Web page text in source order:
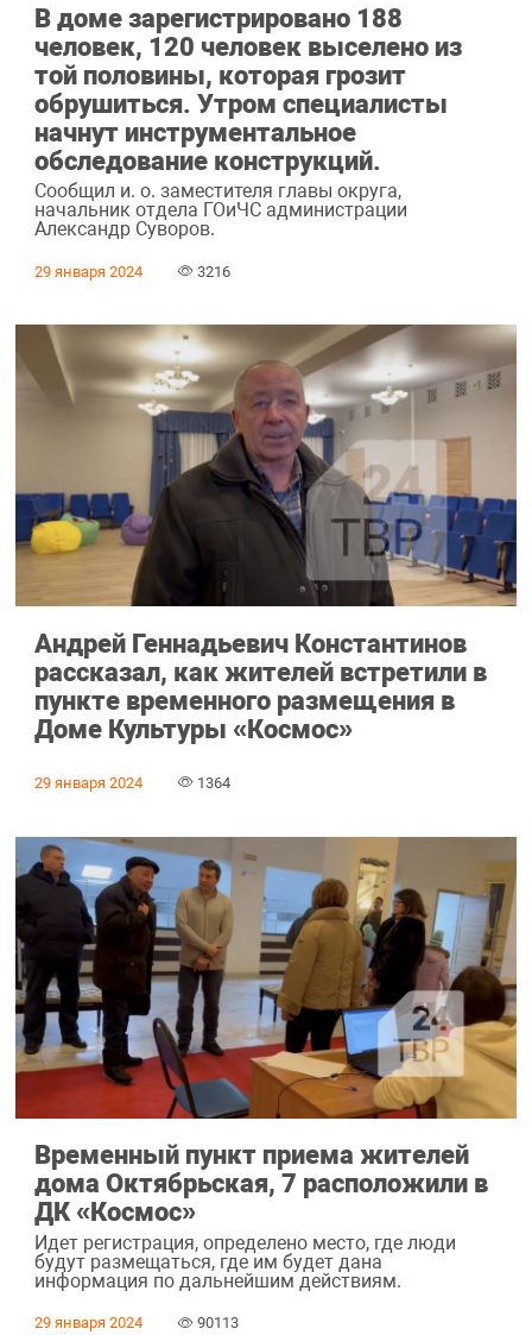
В доме зарегистрировано 188
человек, 120 человек выселено из
той половины, которая грозит
обрушиться. Утром специалисты
начнут инструментальное
обследование конструкций.
Сообщил и. о. заместителя главы округа,
начальник отдела ГОиЧС администрации
Александр Суворов.
29 января 2024 3216
Андрей Геннадьевич Константинов
рассказал, как жителей встретили в
пункте временного размещения в
Доме Культуры «Космос»
29 января 2024 1364
Временный пункт приема жителей
дома Октябрьская, 7 расположили в
ДК «Космос»
Идет регистрация, определено место, где люди
будут размещаться, где им будет дана
информация по дальнейшим действиям.
29 января 2024 90113